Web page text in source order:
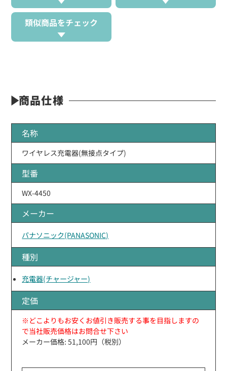
類似商品をチェック
商品仕様
名称
ワイヤレス充電器(無接点タイプ)
型番
WX-4450
メーカー
パナソニック(PANASONIC)
種別
充電器(チャージャー)
定価
※どこよりもお安くお値引き販売する事を目指しますの
で当社販売価格はお問合せ下さい
メーカー価格: 51,100円（税別）